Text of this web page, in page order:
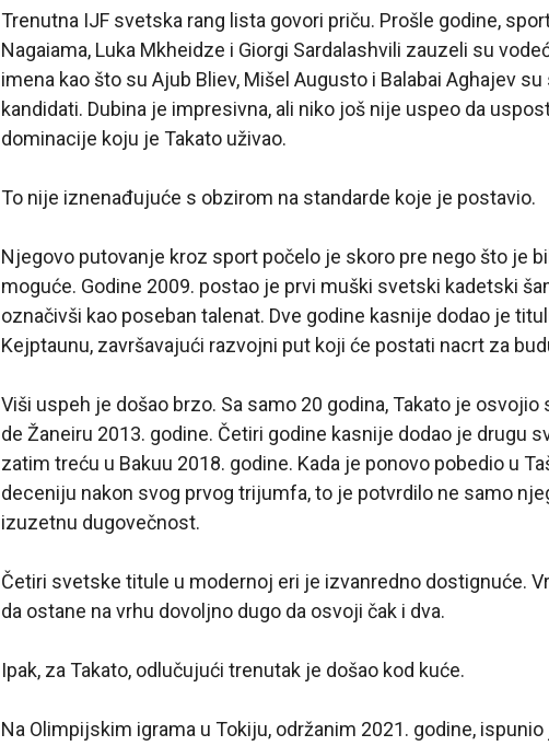
Trenutna IJF svetska rang lista govori priču. Prošle godine,
Nagaiama, Luka Mkheidze i Giorgi Sardalashvili zauzeli su
imena kao što su Ajub Bliev, Mišel Augusto i Balabai Aghajev
kandidati. Dubina je impresivna, ali niko još nije uspeo da
dominacije koju je Takato uživao.
To nije iznenađujuće s obzirom na standarde koje je postavio.
Njegovo putovanje kroz sport počelo je skoro pre nego što je
moguće. Godine 2009. postao je prvi muški svetski kadetski
označivši kao poseban talenat. Dve godine kasnije dodao je
Kejptaunu, završavajući razvojni put koji će postati nacrt za
Viši uspeh je došao brzo. Sa samo 20 godina, Takato je
de Žaneiru 2013. godine. Četiri godine kasnije dodao je drugu
zatim treću u Bakuu 2018. godine. Kada je ponovo pobedio u
deceniju nakon svog prvog trijumfa, to je potvrdilo ne samo
izuzetnu dugovečnost.
Četiri svetske titule u modernoj eri je izvanredno dostignuće.
da ostane na vrhu dovoljno dugo da osvoji čak i dva.
Ipak, za Takato, odlučujući trenutak je došao kod kuće.
Na Olimpijskim igrama u Tokiju, održanim 2021. godine,